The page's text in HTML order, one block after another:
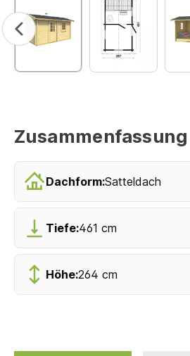
Dachform:Satteldach
Tiefe:461 cm
Höhe:264 cm